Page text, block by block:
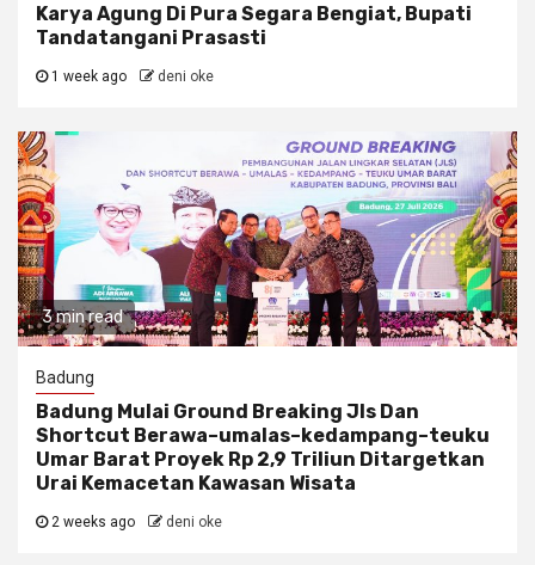
Karya Agung Di Pura Segara Bengiat, Bupati
Tandatangani Prasasti
1 week ago deni oke
3 min read
Badung
Badung Mulai Ground Breaking Jls Dan
Shortcut Berawa–umalas–kedampang–teuku
Umar Barat Proyek Rp 2,9 Triliun Ditargetkan
Urai Kemacetan Kawasan Wisata
2 weeks ago deni oke